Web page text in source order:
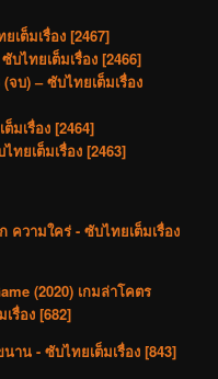
เต็มเรื่อง [2467]
บไทยเต็มเรื่อง [2466]
จบ) – ซับไทยเต็มเรื่อง
มเรื่อง [2464]
ทยเต็มเรื่อง [2463]
ความใคร่ - ซับไทยเต็มเรื่อง
(2020) เกมล่าโคตร
รื่อง [682]
าน - ซับไทยเต็มเรื่อง [843]